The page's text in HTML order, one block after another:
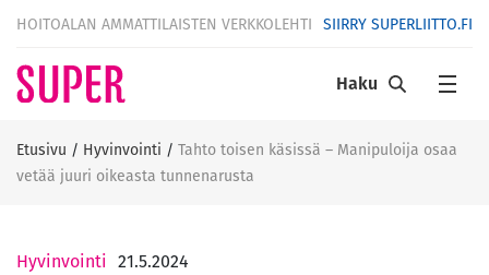
HOITOALAN AMMATTILAISTEN VERKKOLEHTI SIIRRY SUPERLIITTO.FI
Haku
Etusivu / Hyvinvointi / Tahto toisen käsissä – Manipuloija osaa
vetää juuri oikeasta tunnenarusta
Hyvinvointi 21.5.2024